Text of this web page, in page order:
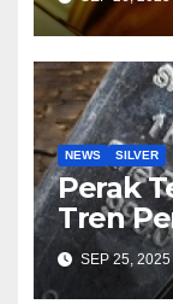
NEWS SILVER
Perak
Tren
SEP 25, 2025